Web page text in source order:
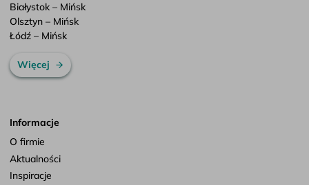
Białystok – Mińsk
Olsztyn – Mińsk
Łódź – Mińsk
Więcej
Informacje
O firmie
Aktualności
Inspiracje